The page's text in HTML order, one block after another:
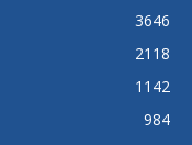
3646
2118
1142
984